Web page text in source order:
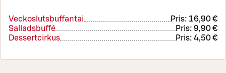
Veckoslutsbuffantai Pris: 16,90 €
Salladsbuffé
Pris: 9,90 €
Dessertcirkus
Pris: 4,50 €